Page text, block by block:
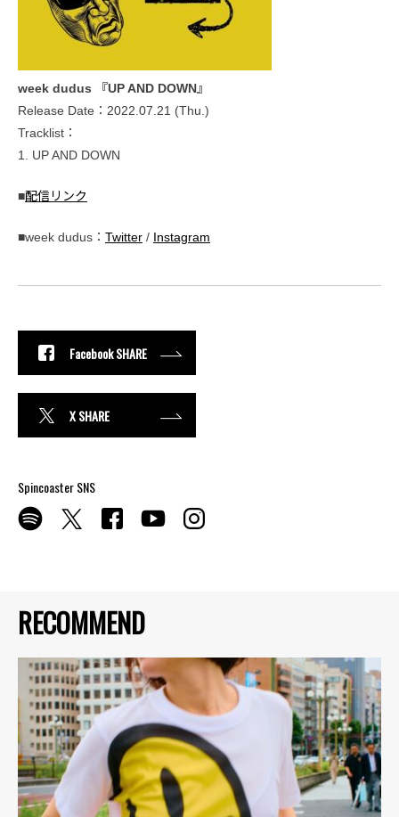
RECOMMEND
week dudus 『UP AND DOWN』
Release Date：2022.07.21 (Thu.)
Tracklist：
1. UP AND DOWN
■配信リンク
■week dudus： Twitter / Instagram
Facebook SHARE
X SHARE
Spincoaster SNS